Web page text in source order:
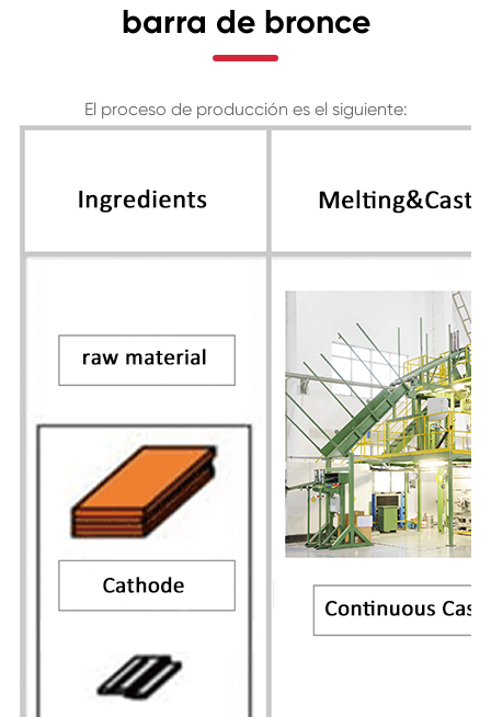
barra de bronce
El proceso de producción es el siguiente: